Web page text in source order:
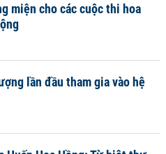
miện cho các cuộc thi hoa
lần đầu tham gia vào hệ